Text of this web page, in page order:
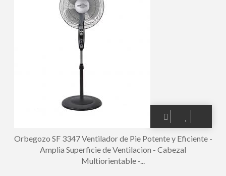
Orbegozo SF 3347 Ventilador de Pie Potente y Eficiente -
Amplia Superficie de Ventilacion - Cabezal
Multiorientable -...